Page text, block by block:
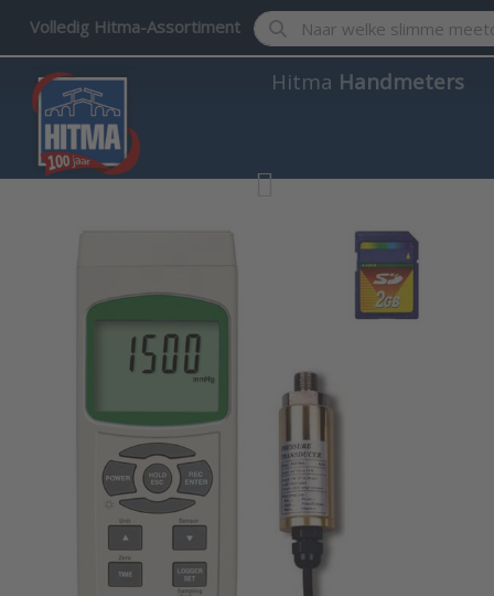
Volledig Hitma-Assortiment Enter a search term.
Hitma Handmeters